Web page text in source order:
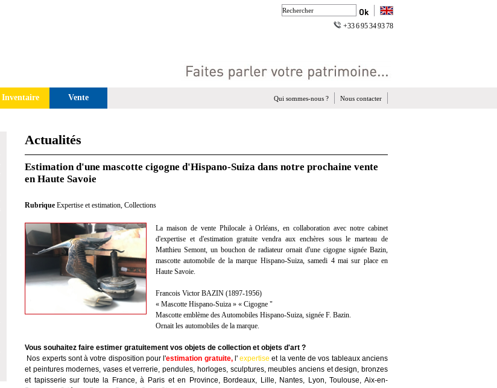
+33 6 95 34 93 78
Inventaire Vente Nous contacter
Qui sommes-nous ?
Actualités
Estimation d'une mascotte cigogne d'Hispano-Suiza dans notre prochaine vente
en Haute Savoie
Rubrique Expertise et estimation, Collections
La maison de vente Philocale à Orléans, en collaboration avec notre cabinet
d'expertise et d'estimation gratuite vendra aux enchères sous le marteau de
Matthieu Semont, un bouchon de radiateur ornait d'une cigogne signée Bazin,
mascotte automobile de la marque Hispano-Suiza, samedi 4 mai sur place en
Haute Savoie.
Francois Victor BAZIN (1897-1956)
« Mascotte Hispano-Suiza » « Cigogne "
Mascotte emblème des Automobiles Hispano-Suiza, signée F. Bazin.
Ornait les automobiles de la marque.
Vous souhaitez faire estimer gratuitement vos objets de collection et objets d'art ?
Nos experts sont à votre disposition pour l'estimation gratuite, l'expertise et la vente de vos tableaux anciens
et peintures modernes, vases et verrerie, pendules, horloges, sculptures, meubles anciens et design, bronzes
et tapisserie sur toute la France, à Paris et en Province, Bordeaux, Lille, Nantes, Lyon, Toulouse, Aix-en-